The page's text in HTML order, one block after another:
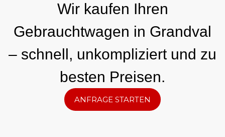
Wir kaufen Ihren
Gebrauchtwagen in Grandval
– schnell, unkompliziert und zu
besten Preisen.
ANFRAGE STARTEN